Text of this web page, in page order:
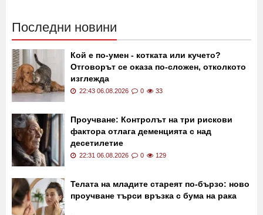
Последни новини
Кой е по-умен - котката или кучето?
Отговорът се оказа по-сложен, отколкото
изглежда
22:43 06.08.2026 0 33
Проучване: Контролът на три рискови
фактора отлага деменцията с над
десетилетие
22:31 06.08.2026 0 129
Телата на младите стареят по-бързо: ново
проучване търси връзка с бума на рака